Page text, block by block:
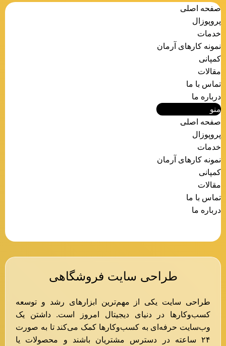
صفحه اصلی
پروپوزال
خدمات
نمونه کارهای آرمان
کمپانی
مقالات
تماس با ما
درباره ما
منو
صفحه اصلی
پروپوزال
خدمات
نمونه کارهای آرمان
کمپانی
مقالات
تماس با ما
درباره ما
طراحی سایت فروشگاهی
طراحی سایت یکی از مهم‌ترین ابزارهای رشد و توسعه
کسب‌وکارها در دنیای دیجیتال امروز است. داشتن یک
وب‌سایت حرفه‌ای به کسب‌وکارها کمک می‌کند تا به صورت
۲۴ ساعته در دسترس مشتریان باشند و محصولات یا